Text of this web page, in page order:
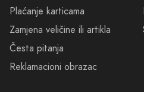
Plaćanje karticama
Zamjena veličine ili artikla
Česta pitanja
Reklamacioni obrazac